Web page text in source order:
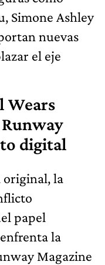
Simone Ashley
nuevas
el eje
Wears
Runway
digital
original, la
papel
la
Magazine